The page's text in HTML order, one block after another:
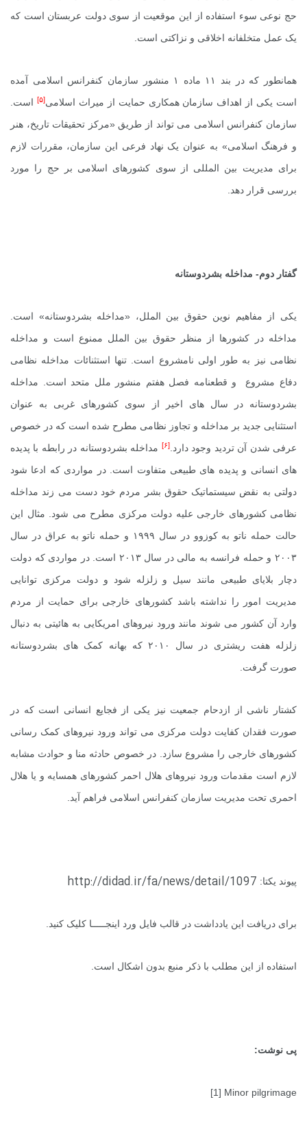
حج نوعی سوء استفاده از این موقعیت از سوی دولت عربستان است که
یک عمل متخلفانه اخلاقی و نزاکتی است.
همانطور که در بند ۱۱ ماده ۱ منشور سازمان کنفرانس اسلامی آمده
است یکی از اهداف سازمان همکاری حمایت از میراث اسلامی[۵]
است.
سازمان کنفرانس اسلامی می تواند از طریق «مرکز تحقیقات تاریخ، هنر
و فرهنگ اسلامی» به عنوان یک نهاد فرعی این سازمان، مقررات لازم
برای مدیریت بین المللی از سوی کشورهای اسلامی بر حج را مورد
بررسی قرار دهد.
گفتار دوم- مداخله بشردوستانه
یکی از مفاهیم نوین حقوق بین الملل، «مداخله بشردوستانه» است.
مداخله در کشورها از منظر حقوق بین الملل ممنوع است و مداخله
نظامی نیز به طور اولی نامشروع است. تنها استثنائات مداخله نظامی
دفاع مشروع و قطعنامه فصل هفتم منشور ملل متحد است. مداخله
بشردوستانه در سال های اخیر از سوی کشورهای غربی به عنوان
استثنایی جدید بر مداخله و تجاوز نظامی مطرح شده است که در خصوص
عرفی شدن آن تردید وجود دارد.[۶]
مداخله بشردوستانه در رابطه با پدیده
های انسانی و پدیده های طبیعی متفاوت است. در مواردی که ادعا شود
دولتی به نقض سیستماتیک حقوق بشر مردم خود دست می زند مداخله
نظامی کشورهای خارجی علیه دولت مرکزی مطرح می شود. مثال این
حالت حمله ناتو به کوزوو در سال ۱۹۹۹ و حمله ناتو به عراق در سال
۲۰۰۳ و حمله فرانسه به مالی در سال ۲۰۱۳ است. در مواردی که دولت
دچار بلایای طبیعی مانند سیل و زلزله شود و دولت مرکزی توانایی
مدیریت امور را نداشته باشد کشورهای خارجی برای حمایت از مردم
وارد آن کشور می شوند مانند ورود نیروهای امریکایی به هائیتی به دنبال
زلزله هفت ریشتری در سال ۲۰۱۰ که بهانه کمک های بشردوستانه
صورت گرفت.
کشتار ناشی از ازدحام جمعیت نیز یکی از فجایع انسانی است که در
صورت فقدان کفایت دولت مرکزی می تواند ورود نیروهای کمک رسانی
کشورهای خارجی را مشروع سازد. در خصوص حادثه منا و حوادث مشابه
لازم است مقدمات ورود نیروهای هلال احمر کشورهای همسایه و یا هلال
احمری تحت مدیریت سازمان کنفرانس اسلامی فراهم آید.
پیوند یکتا: http://didad.ir/fa/news/detail/1097
برای دریافت این یادداشت در قالب فایل ورد اینجـــــا کلیک کنید.
استفاده از این مطلب با ذکر منبع بدون اشکال است.
پی نوشت:
[1] Minor pilgrimage